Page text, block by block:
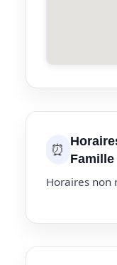
⏰ Famille
Horaires non